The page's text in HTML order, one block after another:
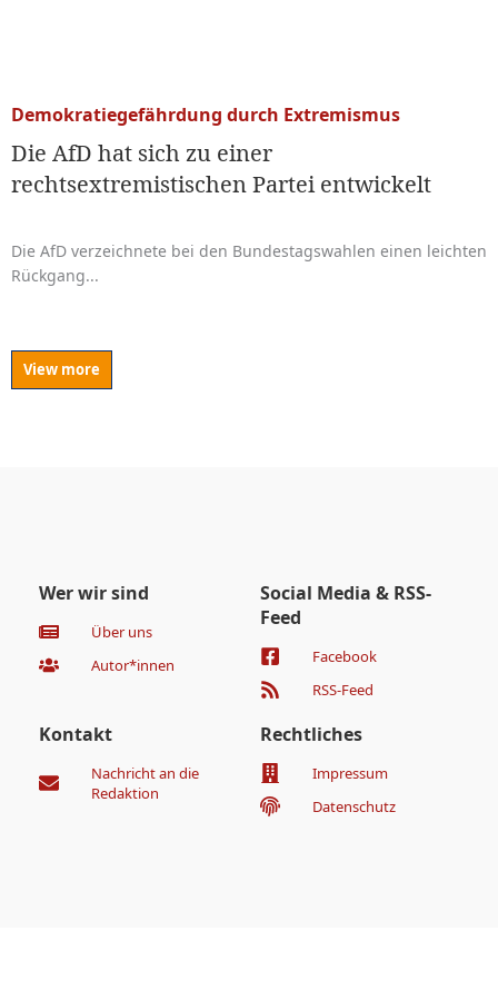
Demokratiegefährdung durch Extremismus
Die AfD hat sich zu einer
rechtsextremistischen Partei entwickelt
Die AfD verzeichnete bei den Bundestagswahlen einen leichten
Rückgang...
View more
Wer wir sind
Über uns
Autor*innen
Social Media & RSS-
Feed
Facebook
RSS-Feed
Kontakt
Nachricht an die
Redaktion
Rechtliches
Impressum
Datenschutz